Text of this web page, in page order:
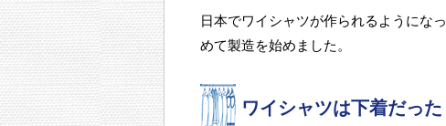
日本でワイシャツが作られるようにな
めて製造を始めました。
ワイシャツは下着だった